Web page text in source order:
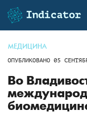
МЕДИЦИНА
ОПУБЛИКОВАНО 05
Во